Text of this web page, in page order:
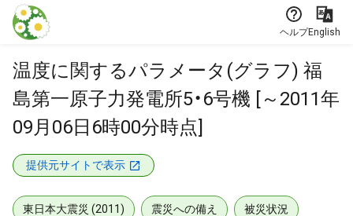
本文に飛ぶ
ヘルプEnglish
温度に関するパラメータ(グラフ) 福
島第一原子力発電所5・6号機 [～2011年
09月06日6時00分時点]
提供元サイトで表示
東日本大震災 (2011) 震災への備え 被災状況